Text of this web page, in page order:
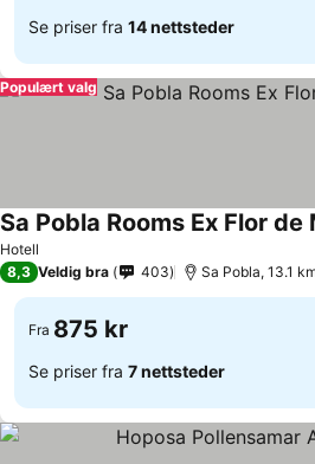
Se priser fra 14 nettsteder
Populært valg
Hotell
Sa Pobla Rooms Ex Flor de
8,3 Veldig bra 403 Sa Pobla, 13.1
Fra 875 kr
Se priser fra 7 nettsteder